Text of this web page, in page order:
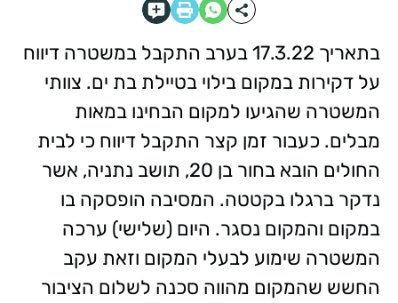
בתאריך 17.3.22 בערב התקבל במשטרה דיווח
על דקירות במקום בילוי בטיילת בת ים. צוותי
המשטרה שהגיעו למקום הבחינו במאות
מבלים. כעבור זמן קצר התקבל דיווח כי לבית
החולים הובא בחור בן 20, תושב נתניה, אשר
נדקר ברגלו בקטטה. המסיבה הופסקה בו
במקום והמקום נסגר. היום (שלישי) ערכה
המשטרה שימוע לבעלי המקום וזאת עקב
החשש שהמקום מהווה סכנה לשלום הציבור